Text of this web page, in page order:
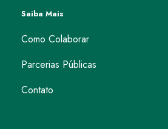
Saiba Mais
Como Colaborar
Parcerias Públicas
Contato